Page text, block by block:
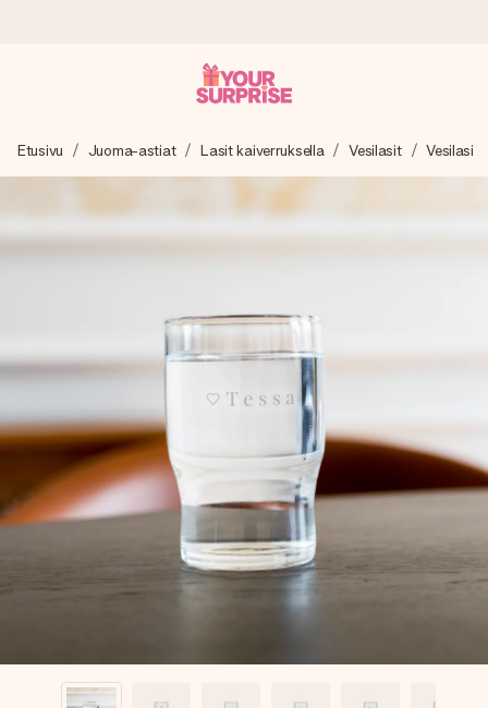
Valmistamme lahjasi huolella ja lähetämme sen hetkessä,
jotta voit antaa sen juuri oikeaan aikaan, kun sillä on eniten
Lahjamme inspiroivat. Asiakkaiden arvosana on 4,8 Google
Ilmainen tervehdyskortti
Tilaa tänään – personoitu lahja valmistuu ja lähtee matkaan
nopeammin kuin ehdit sanoa “yllätys!”
Etusivu Juoma-astiat Lasit kaiverruksella Vesilasit Vesilasi